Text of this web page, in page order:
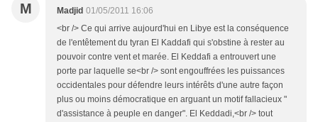
M Madjid 01/05/2011 16:06
<br /> Ce qui arrive aujourd'hui en Libye est la conséquence
de l'entêtement du tyran El Kaddafi qui s'obstine à rester au
pouvoir contre vent et marée. El Keddafi a entrouvert une
porte par laquelle se<br /> sont engouffrées les puissances
occidentales pour défendre leurs intérêts d'une autre façon
plus ou moins démocratique en arguant un motif fallacieux "
d'assistance à peuple en danger". El Keddadi,<br /> tout